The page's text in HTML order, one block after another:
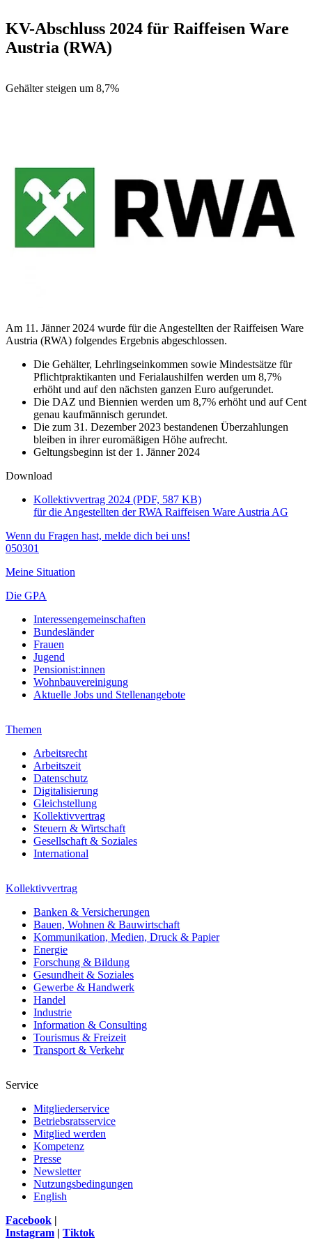
KV-Abschluss 2024 für Raiffeisen Ware
Austria (RWA)
Gehälter steigen um 8,7%
Am 11. Jänner 2024 wurde für die Angestellten der Raiffeisen Ware
Austria (RWA) folgendes Ergebnis abgeschlossen.
Die Gehälter, Lehrlingseinkommen sowie Mindestsätze für
Pflichtpraktikanten und Ferialaushilfen werden um 8,7%
erhöht und auf den nächsten ganzen Euro aufgerundet.
Die DAZ und Biennien werden um 8,7% erhöht und auf Cent
genau kaufmännisch gerundet.
Die zum 31. Dezember 2023 bestandenen Überzahlungen
bleiben in ihrer euromäßigen Höhe aufrecht.
Geltungsbeginn ist der 1. Jänner 2024
Download
Kollektivvertrag 2024 (PDF, 587 KB)
für die Angestellten der RWA Raiffeisen Ware Austria AG
Wenn du Fragen hast, melde dich bei uns!
050301
Meine Situation
Die GPA
Interessengemeinschaften
Bundesländer
Frauen
Jugend
Pensionist:innen
Wohnbauvereinigung
Aktuelle Jobs und Stellenangebote
Themen
Arbeitsrecht
Arbeitszeit
Datenschutz
Digitalisierung
Gleichstellung
Kollektivvertrag
Steuern & Wirtschaft
Gesellschaft & Soziales
International
Kollektivvertrag
Banken & Versicherungen
Bauen, Wohnen & Bauwirtschaft
Kommunikation, Medien, Druck & Papier
Energie
Forschung & Bildung
Gesundheit & Soziales
Gewerbe & Handwerk
Handel
Industrie
Information & Consulting
Tourismus & Freizeit
Transport & Verkehr
Service
Mitgliederservice
Betriebsratsservice
Mitglied werden
Kompetenz
Presse
Newsletter
Nutzungsbedingungen
English
Facebook |
Instagram | Tiktok